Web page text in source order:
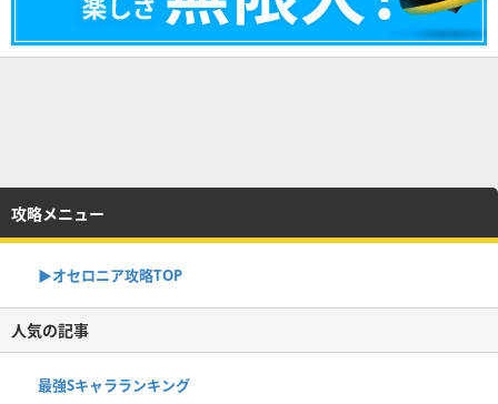
攻略メニュー
▶︎オセロニア攻略TOP
人気の記事
最強Sキャラランキング